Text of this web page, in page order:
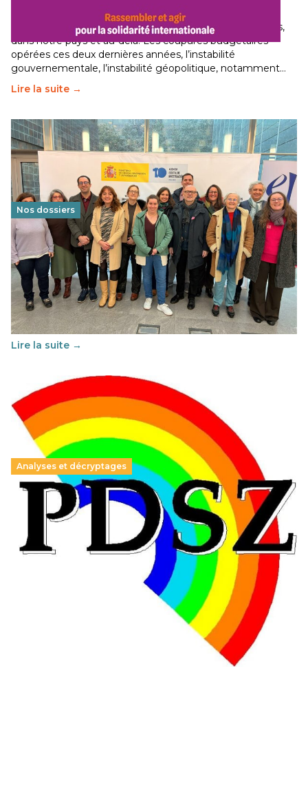
Le secteur humanitaire connaît des difficultés profondes,
dans notre pays et au-delà. Les coupures budgétaires
opérées ces deux dernières années, l’instabilité
gouvernementale, l’instabilité géopolitique, notamment…
Lire la suite →
Nos dossiers
Éducation au vivre-ensemble : un échange croisé
franco-espagnol pour changer d’approche
29 juin 2026-National
Cette année, l'UNSA Éducation a mené un projet Erasmus
soutenu par l'union Européenne et centré sur l'éducation
au vivre-ensemble : quelles différences entre la France…
Lire la suite →
Analyses et décryptages
Hongrie : du changement pour les politiques
éducatives, aussi !
25 juin 2026
En Hongrie, le conservateur Peter Magyar et son parti
Tisza "Respect et liberté" ont remporté une large victoire,
contre le premier ministre sortant, Viktor Orban,…